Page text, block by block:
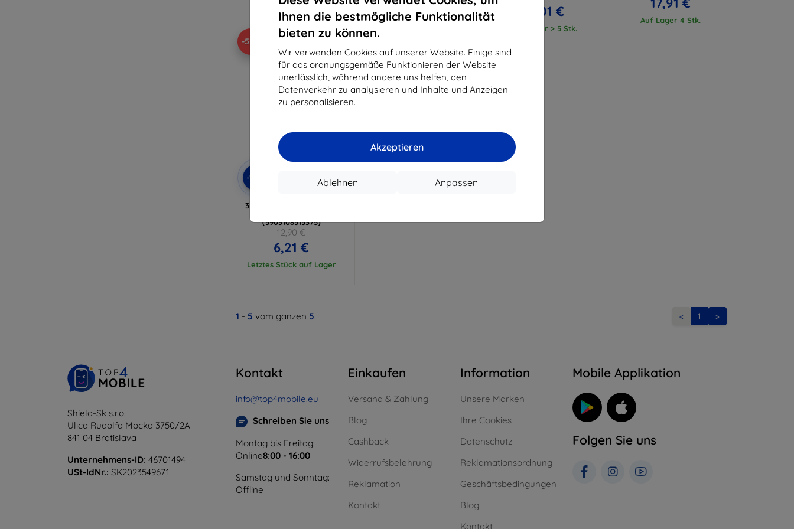
Ihnen die bestmögliche Funktionalität
bieten zu können.
Wir verwenden Cookies auf unserer Website. Einige sind
für das ordnungsgemäße Funktionieren der Website
unerlässlich, während andere uns helfen, den
Datenverkehr zu analysieren und Inhalte und Anzeigen
zu personalisieren.
Akzeptieren
Anpassen
Ablehnen
Auf Lager > 5 Stk. Auf Lager > 5 Stk.
17,01 €
Auf Lager > 5 Stk.
Auf Lager 4 Stk.
-52%
-10% EXTRA10
3MK Matt Case schwarze
(5903108515375)
12,90 €
6,21 €
Letztes Stück auf Lager
1 - 5 vom ganzen 5. « 1 »
Shield-Sk s.r.o.
Ulica Rudolfa Mocka 3750/2A
841 04 Bratislava
Unternehmens-ID: 46701494
USt-IdNr.: SK2023549671
Kontakt
info@top4mobile.eu
Schreiben Sie uns
Montag bis Freitag:
Online8:00 - 16:00
Samstag und Sonntag:
Offline
Einkaufen
Versand & Zahlung
Blog
Cashback
Widerrufsbelehrung
Reklamation
Kontakt
Information
Unsere Marken
Ihre Cookies
Datenschutz
Reklamationsordnung
Geschäftsbedingungen
Blog
Kontakt
Mobile Applikation
Folgen Sie uns